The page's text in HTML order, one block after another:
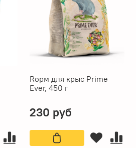
Rорм для крыс Prime
Ever, 450 г
230 руб